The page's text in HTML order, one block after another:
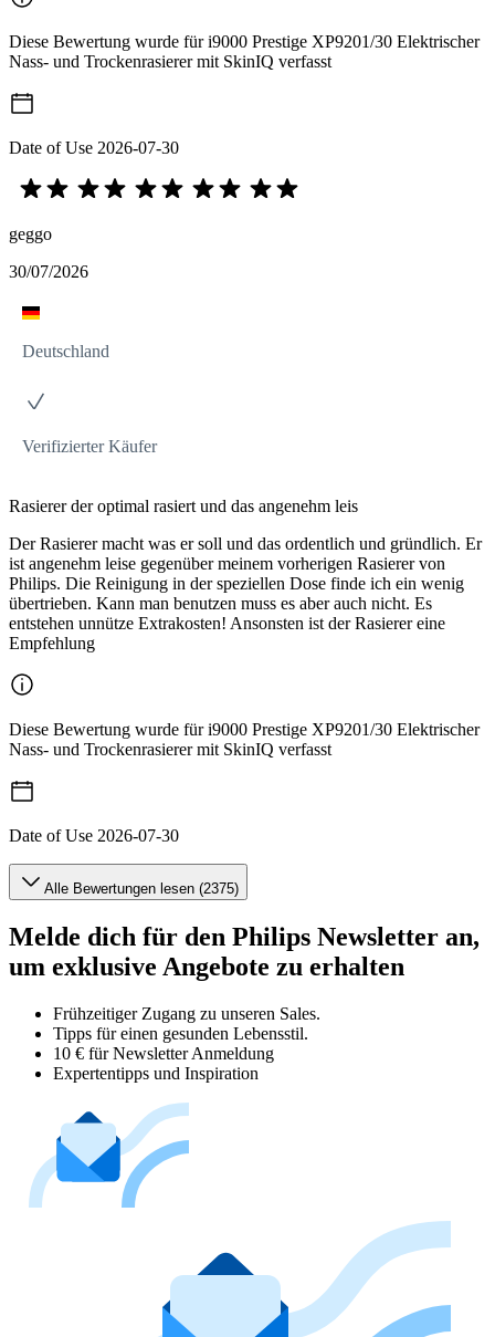
Diese Bewertung wurde für i9000 Prestige XP9201/30 Elektrischer
Nass- und Trockenrasierer mit SkinIQ verfasst
Date of Use 2026-07-30
geggo
30/07/2026
Deutschland
Verifizierter Käufer
Rasierer der optimal rasiert und das angenehm leis
Der Rasierer macht was er soll und das ordentlich und gründlich. Er
ist angenehm leise gegenüber meinem vorherigen Rasierer von
Philips. Die Reinigung in der speziellen Dose finde ich ein wenig
übertrieben. Kann man benutzen muss es aber auch nicht. Es
entstehen unnütze Extrakosten! Ansonsten ist der Rasierer eine
Empfehlung
Diese Bewertung wurde für i9000 Prestige XP9201/30 Elektrischer
Nass- und Trockenrasierer mit SkinIQ verfasst
Date of Use 2026-07-30
Alle Bewertungen lesen (2375)
Melde dich für den Philips Newsletter an,
um exklusive Angebote zu erhalten
Frühzeitiger Zugang zu unseren Sales.
Tipps für einen gesunden Lebensstil.
10 € für Newsletter Anmeldung
Expertentipps und Inspiration